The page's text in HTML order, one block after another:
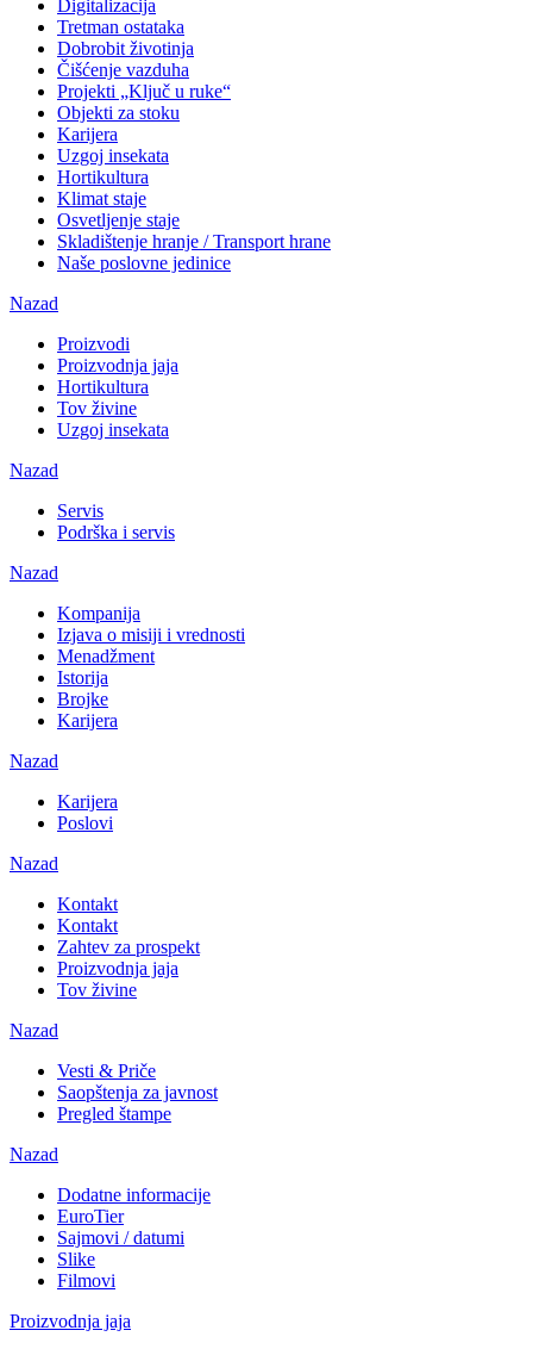
Digitalizacija
Tretman ostataka
Dobrobit životinja
Čišćenje vazduha
Projekti „Ključ u ruke“
Objekti za stoku
Karijera
Uzgoj insekata
Hortikultura
Klimat staje
Osvetljenje staje
Skladištenje hranje / Transport hrane
Naše poslovne jedinice
Nazad
Proizvodi
Proizvodnja jaja
Hortikultura
Tov živine
Uzgoj insekata
Nazad
Servis
Podrška i servis
Nazad
Kompanija
Izjava o misiji i vrednosti
Menadžment
Istorija
Brojke
Karijera
Nazad
Karijera
Poslovi
Nazad
Kontakt
Kontakt
Zahtev za prospekt
Proizvodnja jaja
Tov živine
Nazad
Vesti & Priče
Saopštenja za javnost
Pregled štampe
Nazad
Dodatne informacije
EuroTier
Sajmovi / datumi
Slike
Filmovi
Proizvodnja jaja